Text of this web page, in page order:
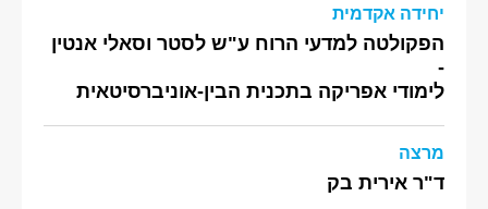
יחידה אקדמית
הפקולטה למדעי הרוח ע"ש לסטר וסאלי אנטין
-
לימודי אפריקה בתכנית הבין-אוניברסיטאית
מרצה
ד"ר אירית בק